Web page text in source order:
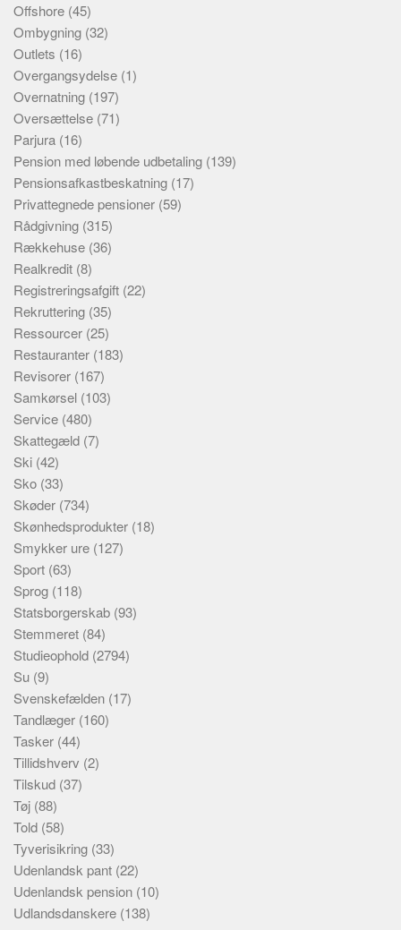
Offshore (45)
Ombygning (32)
Outlets (16)
Overgangsydelse (1)
Overnatning (197)
Oversættelse (71)
Parjura (16)
Pension med løbende udbetaling (139)
Pensionsafkastbeskatning (17)
Privattegnede pensioner (59)
Rådgivning (315)
Rækkehuse (36)
Realkredit (8)
Registreringsafgift (22)
Rekruttering (35)
Ressourcer (25)
Restauranter (183)
Revisorer (167)
Samkørsel (103)
Service (480)
Skattegæld (7)
Ski (42)
Sko (33)
Skøder (734)
Skønhedsprodukter (18)
Smykker ure (127)
Sport (63)
Sprog (118)
Statsborgerskab (93)
Stemmeret (84)
Studieophold (2794)
Su (9)
Svenskefælden (17)
Tandlæger (160)
Tasker (44)
Tillidshverv (2)
Tilskud (37)
Tøj (88)
Told (58)
Tyverisikring (33)
Udenlandsk pant (22)
Udenlandsk pension (10)
Udlandsdanskere (138)